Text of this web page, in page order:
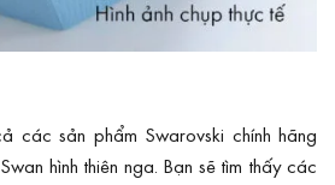
các sản phẩm Swarovski chính hãng
hình thiên nga. Bạn sẽ tìm thấy các